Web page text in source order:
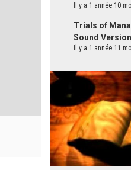
Il y a 1 année 10
Trials of
Sound Version
Il y a 1 année 11